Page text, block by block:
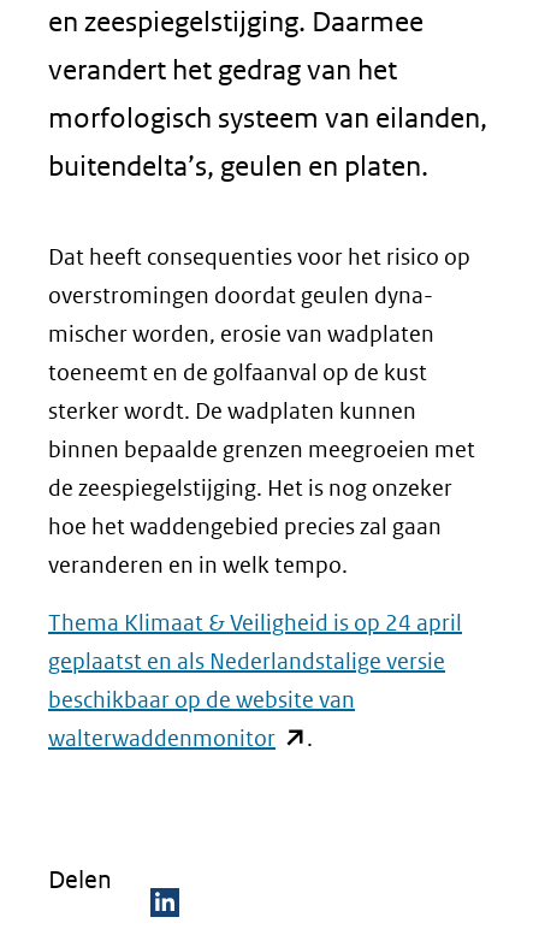
en zee­spiegelstijging. Daarmee
verandert het gedrag van het
morfologisch systeem van eilanden,
buitendelta’s, geulen en platen.
Dat heeft consequenties voor het risico op
overstromingen doordat geulen dyna­
mischer worden, erosie van wadplaten
toeneemt en de golfaanval op de kust
sterker wordt. De wadplaten kunnen
binnen bepaalde grenzen meegroeien met
de zeespiegelstijging. Het is nog onzeker
hoe het waddengebied precies zal gaan
veranderen en in welk tempo.
Thema Klimaat & Veiligheid is op 24 april
geplaatst en als Nederlandstalige versie
beschikbaar op de website van
walterwaddenmonitor(opent
.
Delen